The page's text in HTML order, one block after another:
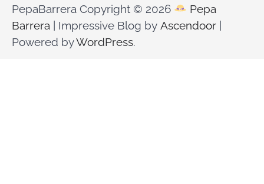
entradas
PepaBarrera Copyright © 2026
Pepa
Barrera | Impressive Blog by Ascendoor |
Powered byWordPress.